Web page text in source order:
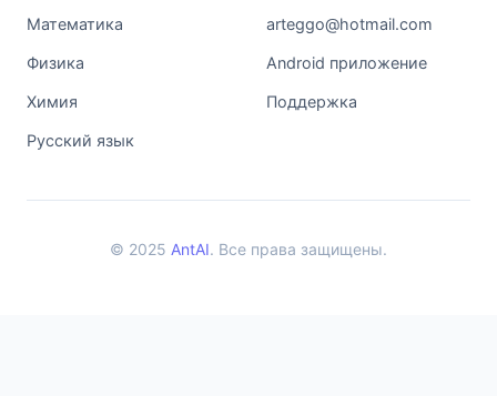
Математика
Физика
Химия
Русский язык
arteggo@hotmail.com
Android приложение
Поддержка
© 2025 AntAI. Все права защищены.